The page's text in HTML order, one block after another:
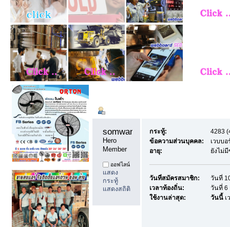
somwangyu1
Hero
Member
ออฟไลน์
แสดง
กระทู้
แสดงสถิติ
กระทู้:
4283
ข้อความส่วนบุคคล:
เวบบ
อายุ:
ยังไม่
วันที่สมัครสมาชิก:
วันที่
เวลาท้องถิ่น:
วันที่ 6
ใช้งานล่าสุด:
วันนี้เ